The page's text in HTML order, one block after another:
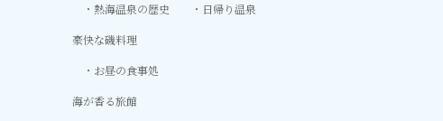
熱海温泉の歴史
日帰り温泉
豪快な磯料理
お昼の食事処
海が香る旅館